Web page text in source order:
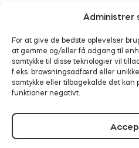
Administrer
For at give de bedste oplevelser
at gemme og/eller få adgang til
samtykke til disse teknologier vil
f.eks. browsningsadfærd eller
samtykke eller tilbagekalde det kan
funktioner negativt.
Køb
Smart
Tedee
Alarm.com